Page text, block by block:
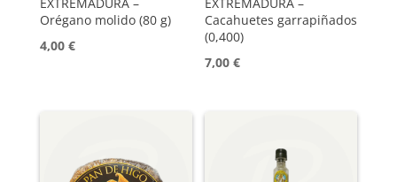
EXTREMADURA –
Orégano molido (80 g)
4,00 €
EXTREMADURA –
Cacahuetes garrapiñados
(0,400)
7,00€